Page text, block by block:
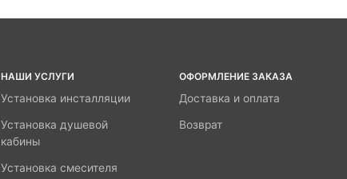
НАШИ УСЛУГИ
Установка инсталляции
Установка душевой
кабины
Установка смесителя
ОФОРМЛЕНИЕ ЗАКАЗА
Доставка и оплата
Возврат